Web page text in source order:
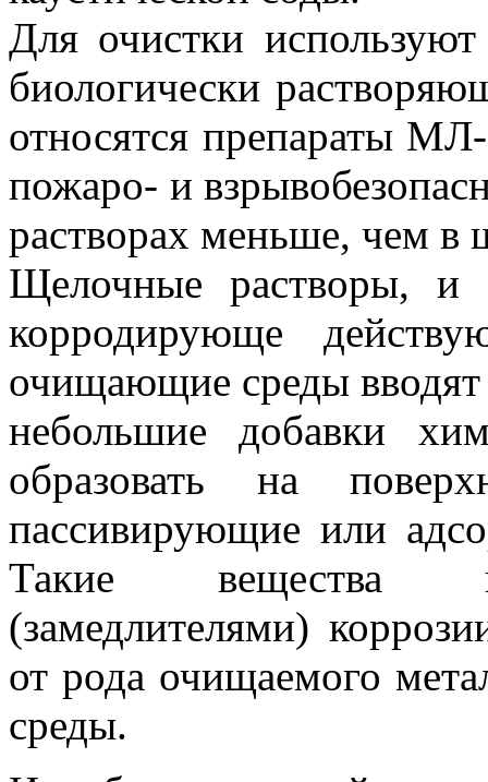
Для очистки
биологически
относятся препараты
пожаро- и
растворах меньше, чем
Щелочные растворы, и
корродирующе
очищающие среды вводят
небольшие добавки
образовать на
пассивирующие или
Такие вещества
(замедлителями)
от рода очищаемого
среды.